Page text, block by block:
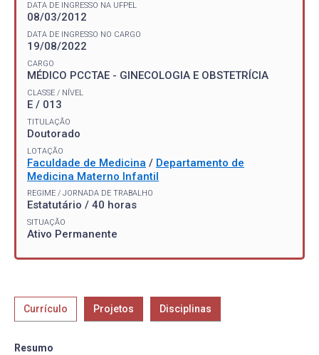
DATA DE INGRESSO NA UFPEL
08/03/2012
DATA DE INGRESSO NO CARGO
19/08/2022
CARGO
MÉDICO PCCTAE - GINECOLOGIA E OBSTETRÍCIA
CLASSE / NÍVEL
E / 013
TITULAÇÃO
Doutorado
LOTAÇÃO
Faculdade de Medicina / Departamento de
Medicina Materno Infantil
REGIME / JORNADA DE TRABALHO
Estatutário / 40 horas
SITUAÇÃO
Ativo Permanente
Currículo Projetos Disciplinas
Resumo